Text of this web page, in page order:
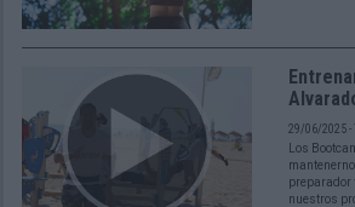
29/06/2025 -
Los
preparador
nuestros